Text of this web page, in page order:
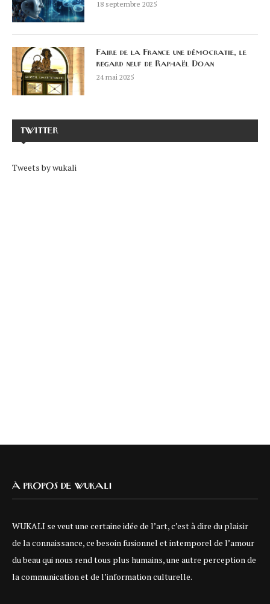
18 septembre 2025
Faire de la France une démocratie, le
regard neuf de Raphaël Doan
24 mai 2025
TWITTER
Tweets by wukali
À PROPOS DE WUKALI
WUKALI se veut une certaine idée de l’art, c’est à dire du plaisir
de la connaissance, ce besoin fusionnel et intemporel de l’amour
du beau qui nous rend tous plus humains, une autre perception de
la communication et de l’information culturelle.